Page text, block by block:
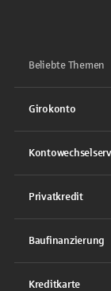
Beliebte Themen
Girokonto
Privatkredit
Baufinanzierung
Kreditkarte